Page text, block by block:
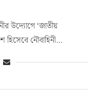
উদ্যোগে ‘জাতীয়
হিসেবে নৌবাহিনী…